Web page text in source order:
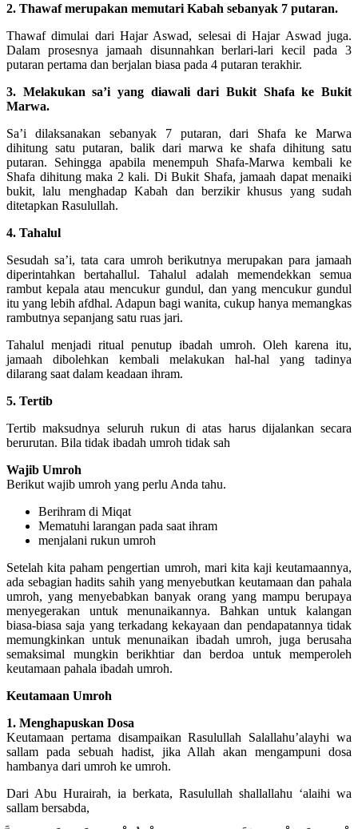
2. Thawaf merupakan memutari Kabah sebanyak 7 putaran.
Thawaf dimulai dari Hajar Aswad, selesai di Hajar Aswad juga.
Dalam prosesnya jamaah disunnahkan berlari-lari kecil pada 3
putaran pertama dan berjalan biasa pada 4 putaran terakhir.
3. Melakukan sa’i yang diawali dari Bukit Shafa ke Bukit
Marwa.
Sa’i dilaksanakan sebanyak 7 putaran, dari Shafa ke Marwa
dihitung satu putaran, balik dari marwa ke shafa dihitung satu
putaran. Sehingga apabila menempuh Shafa-Marwa kembali ke
Shafa dihitung maka 2 kali. Di Bukit Shafa, jamaah dapat menaiki
bukit, lalu menghadap Kabah dan berzikir khusus yang sudah
ditetapkan Rasulullah.
4. Tahalul
Sesudah sa’i, tata cara umroh berikutnya merupakan para jamaah
diperintahkan bertahallul. Tahalul adalah memendekkan semua
rambut kepala atau mencukur gundul, dan yang mencukur gundul
itu yang lebih afdhal. Adapun bagi wanita, cukup hanya memangkas
rambutnya sepanjang satu ruas jari.
Tahalul menjadi ritual penutup ibadah umroh. Oleh karena itu,
jamaah dibolehkan kembali melakukan hal-hal yang tadinya
dilarang saat dalam keadaan ihram.
5. Tertib
Tertib maksudnya seluruh rukun di atas harus dijalankan secara
berurutan. Bila tidak ibadah umroh tidak sah
Wajib Umroh
Berikut wajib umroh yang perlu Anda tahu.
Berihram di Miqat
Mematuhi larangan pada saat ihram
menjalani rukun umroh
Setelah kita paham pengertian umroh, mari kita kaji keutamaannya,
ada sebagian hadits sahih yang menyebutkan keutamaan dan pahala
umroh, yang menyebabkan banyak orang yang mampu berupaya
menyegerakan untuk menunaikannya. Bahkan untuk kalangan
biasa-biasa saja yang terkadang kekayaan dan pendapatannya tidak
memungkinkan untuk menunaikan ibadah umroh, juga berusaha
semaksimal mungkin berikhtiar dan berdoa untuk memperoleh
keutamaan pahala ibadah umroh.
Keutamaan Umroh
1. Menghapuskan Dosa
Keutamaan pertama disampaikan Rasulullah Salallahu’alayhi wa
sallam pada sebuah hadist, jika Allah akan mengampuni dosa
hambanya dari umroh ke umroh.
Dari Abu Hurairah, ia berkata, Rasulullah shallallahu ‘alaihi wa
sallam bersabda,